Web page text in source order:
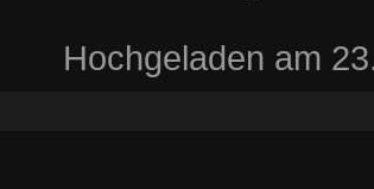
Hochgeladen am